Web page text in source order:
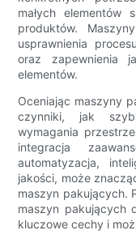
małych elementów
produktów.
usprawnienia
oraz zapewnienia
elementów.
Oceniając maszyny
czynniki, jak
wymagania
integracja
automatyzacja,
jakości, może
maszyn pakujących.
maszyn pakujących
kluczowe cechy i